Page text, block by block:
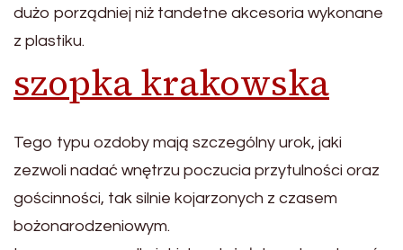
dużo porządniej niż tandetne akcesoria wykonane
z plastiku.
szopka krakowska
Tego typu ozdoby mają szczególny urok, jaki
zezwoli nadać wnętrzu poczucia przytulności oraz
gościnności, tak silnie kojarzonych z czasem
bożonarodzeniowym.